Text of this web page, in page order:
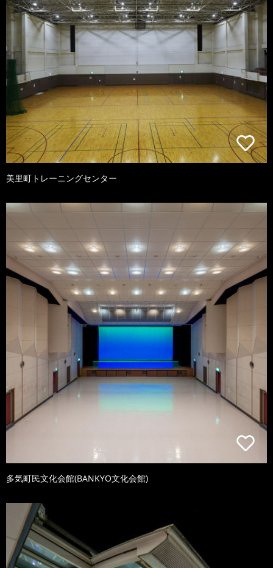
美里町トレーニングセンター
多気町民文化会館(BANKYO文化会館)